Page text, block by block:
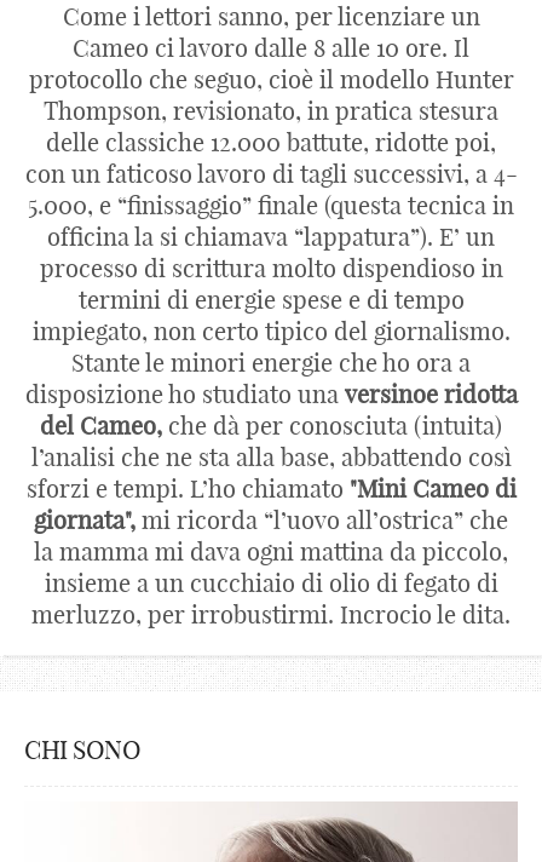
Come i lettori sanno, per licenziare un
Cameo ci lavoro dalle 8 alle 10 ore. Il
protocollo che seguo, cioè il modello Hunter
Thompson, revisionato, in pratica stesura
delle classiche 12.000 battute, ridotte poi,
con un faticoso lavoro di tagli successivi, a 4-
5.000, e “finissaggio” finale (questa tecnica in
officina la si chiamava “lappatura”). E’ un
processo di scrittura molto dispendioso in
termini di energie spese e di tempo
impiegato, non certo tipico del giornalismo.
Stante le minori energie che ho ora a
disposizione ho studiato una versinoe ridotta
del Cameo, che dà per conosciuta (intuita)
l’analisi che ne sta alla base, abbattendo così
sforzi e tempi. L’ho chiamato "Mini Cameo di
giornata", mi ricorda “l’uovo all’ostrica” che
la mamma mi dava ogni mattina da piccolo,
insieme a un cucchiaio di olio di fegato di
merluzzo, per irrobustirmi. Incrocio le dita.
CHI SONO